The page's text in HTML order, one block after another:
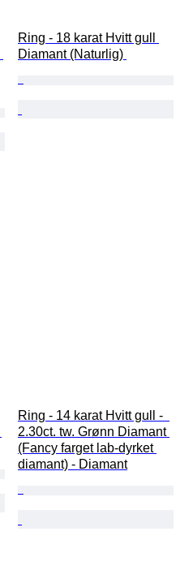
Ring - 18 karat Hvitt gull
Diamant (Naturlig)
Ring - 14 karat Hvitt gull -
2.30ct. tw. Grønn Diamant
(Fancy farget lab-dyrket
diamant) - Diamant